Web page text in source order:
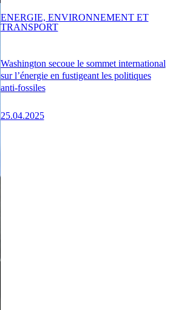
Washington secoue le sommet international
sur l’énergie en fustigeant les politiques
anti-fossiles
25.04.2025
ENERGIE, ENVIRONNEMENT ET
TRANSPORT